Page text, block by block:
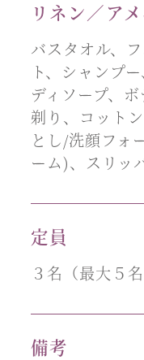
リネン／アメ
バスタオル、
ト、シャンプ
ディソープ、
剃り、コット
とし/洗顔フォ
ーム)、スリッ
定員
３名（最大５名
備考